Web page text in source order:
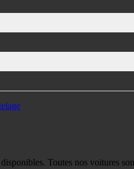
Toutes nos voitures